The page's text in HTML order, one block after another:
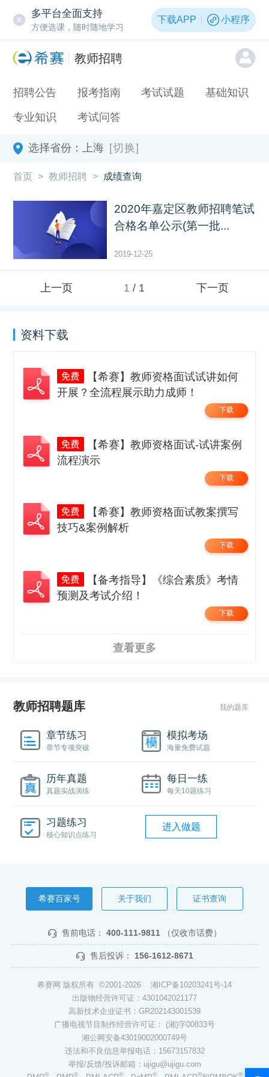
多平台全面支持
方便选课，随时随地学习
下载APP 小程序
教师招聘
招聘公告 报考指南 考试试题 基础知识
专业知识 考试问答
选择省份： 上海 [切换]
首页 > 教师招聘 > 成绩查询
2020年嘉定区教师招聘笔试
合格名单公示(第一批...
2019-12-25
上一页 1 / 1 下一页
资料下载
【希赛】教师资格面试试讲如何
开展？全流程展示助力成师！
下载
【希赛】教师资格面试-试讲案例
流程演示
下载
【希赛】教师资格面试教案撰写
技巧&案例解析
下载
【备考指导】《综合素质》考情
预测及考试介绍！
下载
查看更多
教师招聘题库 我的题库
章节练习
章节专项突破
模拟考场
海量免费试题
历年真题
真题实战演练
每日一练
每天10题练习
习题练习
核心知识点练习
进入做题
希赛百家号 关于我们 证书查询
售前电话： 400-111-9811 （仅收市话费）
售后投诉： 156-1612-8671
希赛网 版权所有 ©2001-2026 湘ICP备10203241号-14
出版物经营许可证：4301042021177
高新技术企业证书：GR202143001539
广播电视节目制作经营许可证： (湘)字00833号
湘公网安备43019002000749号
违法和不良信息举报电话：15673157832
举报/反馈/投诉邮箱：ujigu@ujigu.com
® ® ® ® ® ®